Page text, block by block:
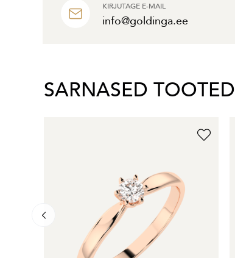
KIRJUTAGE E-MAIL
info@goldinga.ee
SARNASED TOOTED